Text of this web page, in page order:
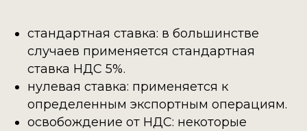
стандартная ставка: в большинстве
случаев применяется стандартная
ставка НДС 5%.
нулевая ставка: применяется к
определенным экспортным операциям.
освобождение от НДС: некоторые